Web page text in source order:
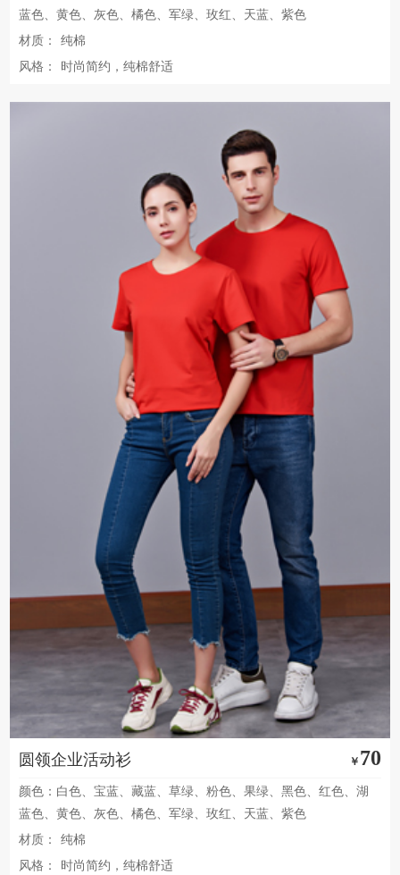
蓝色、黄色、灰色、橘色、军绿、玫红、天蓝、紫色
材质：
纯棉
风格：
时尚简约，纯棉舒适
圆领企业活动衫 ￥ 70
颜色：白色、宝蓝、藏蓝、草绿、粉色、果绿、黑色、红色、湖
蓝色、黄色、灰色、橘色、军绿、玫红、天蓝、紫色
材质：
纯棉
风格：
时尚简约，纯棉舒适